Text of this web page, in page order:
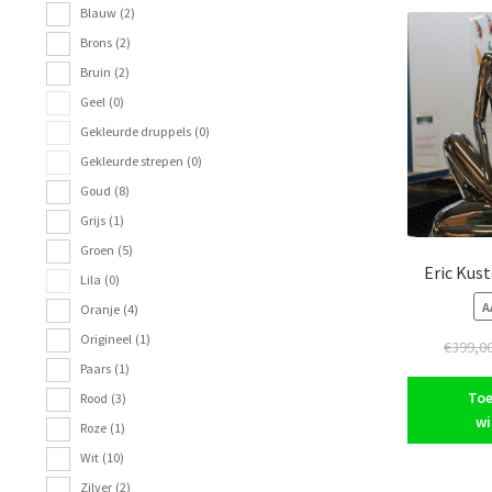
Eric
€
Blauw (2)
Brons (2)
Bruin (2)
Geel (0)
Gekleurde druppels (0)
Gekleurde strepen (0)
Goud (8)
Grijs (1)
Groen (5)
Lila (0)
Oranje (4)
Origineel (1)
Paars (1)
Rood (3)
Roze (1)
Wit (10)
Zilver (2)